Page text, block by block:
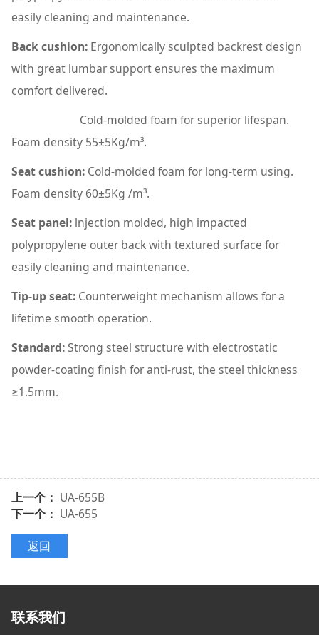
easily cleaning and maintenance.
Back cushion:Ergonomically sculpted backrest design
with great lumbar support ensures the maximum
comfort delivered.
Cold-molded foam for superior lifespan.
Foam density 55±5Kg/m³.
Seat cushion: Cold-molded foam for long-term using.
Foam density 60±5Kg /m³.
Seat panel:lnjection molded, high impacted
polypropylene outer back with textured surface for
easily cleaning and maintenance.
Tip-up seat: Counterweight mechanism allows for a
lifetime smooth operation.
Standard:Strong steel structure with electrostatic
powder-coating finish for anti-rust, the steel thickness
≥1.5mm.
上一个： UA-655B
下一个： UA-655
返回
联系我们